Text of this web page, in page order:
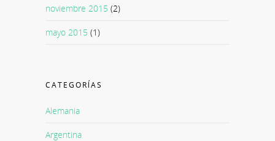
noviembre 2015 (2)
mayo 2015 (1)
CATEGORÍAS
Alemania
Argentina